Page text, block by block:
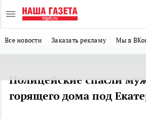
Все новости Заказать рекламу Мы в
Полицейские спасли
горящего дома под